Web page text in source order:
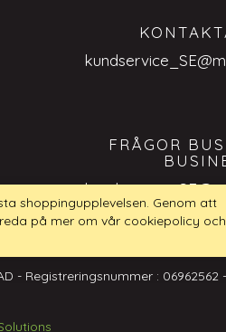
FRÅGOR
- Registreringsnummer : 06962562
shoppingupplevelsen. Genom att
på mer om vår cookiepolicy